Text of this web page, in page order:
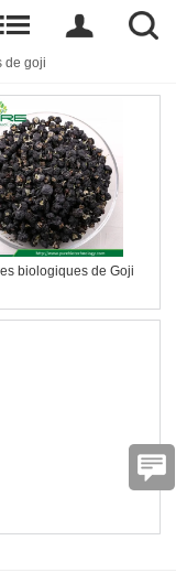
de goji
biologiques de Goji